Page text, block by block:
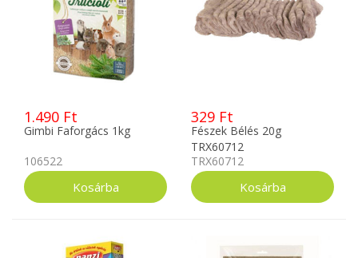
1.490 Ft
Gimbi Faforgács 1kg
106522
329 Ft
Fészek Bélés 20g
TRX60712
TRX60712